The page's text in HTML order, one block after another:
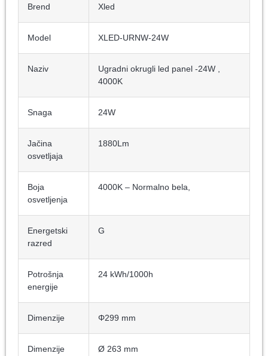
Brend Xled
Model XLED-URNW-24W
Naziv
Ugradni okrugli led panel -24W ,
4000K
Snaga 24W
Jačina
osvetljaja
1880Lm
Boja
osvetljenja
4000K – Normalno bela,
Energetski
razred
G
Potrošnja
energije
24 kWh/1000h
Dimenzije Φ299 mm
Dimenzije
Ø 263 mm